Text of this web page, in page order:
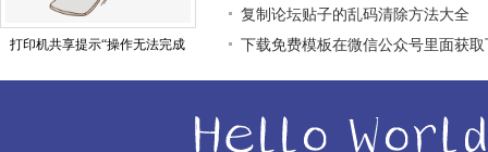
打印机共享提示“操作无法完成
复制论坛贴子的乱码清除方法大全
下载免费模板在微信公众号里面获